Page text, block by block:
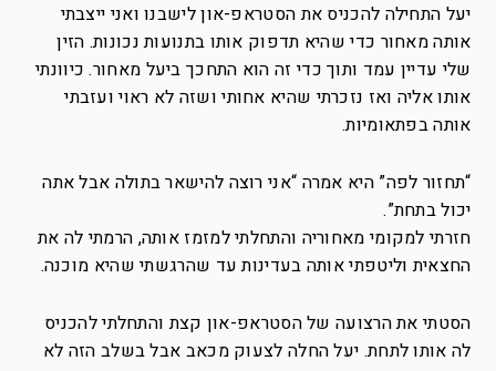
יעל התחילה להכניס את הסטראפ-און לישבנו ואני ייצבתי
אותה מאחור כדי שהיא תדפוק אותו בתנועות נכונות. הזין
שלי עדיין עמד ותוך כדי זה הוא התחכך ביעל מאחור. כיוונתי
אותו אליה ואז נזכרתי שהיא אחותי ושזה לא ראוי ועזבתי
אותה בפתאומיות.
“תחזור לפה” היא אמרה “אני רוצה להישאר בתולה אבל אתה
יכול בתחת”.
חזרתי למקומי מאחוריה והתחלתי למזמז אותה, הרמתי לה את
החצאית וליטפתי אותה בעדינות עד שהרגשתי שהיא מוכנה.
הסטתי את הרצועה של הסטראפ-און קצת והתחלתי להכניס
לה אותו לתחת. יעל החלה לצעוק מכאב אבל בשלב הזה לא